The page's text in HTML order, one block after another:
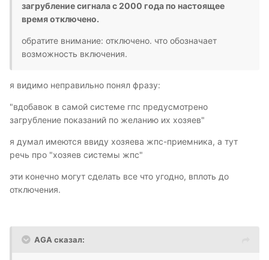
загрубление сигнала с 2000 года по настоящее
время отключено.
обратите внимание: отключено. что обозначает
возможность включения.
я видимо неправильно понял фразу:
"вдобавок в самой системе гпс предусмотрено
загрубление показаний по желанию их хозяев"
я думал имеются ввиду хозяева жпс-приемника, а тут
речь про "хозяев системы жпс"
эти конечно могут сделать все что угодно, вплоть до
отключения.
AGA сказал: